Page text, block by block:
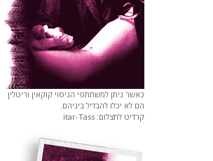
כאשר ניתן למשתתפי הניסוי קוקאין וריטלין
הם לא יכלו להבדיל ביניהם.
קרדיט לתצלום: itar-Tass